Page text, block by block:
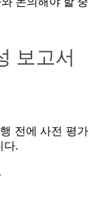
보고서
전에 사전 평가
다.